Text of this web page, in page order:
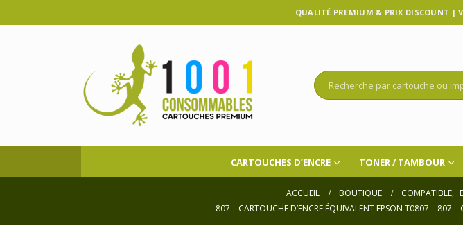
QUALITÉ PREMIUM & PRIX DISCOUNT |
CARTOUCHES D’ENCRE TONER / TAMBOUR
ACCUEIL BOUTIQUE COMPATIBLE,
807 – CARTOUCHE D’ENCRE ÉQUIVALENT EPSON T0807 – 807